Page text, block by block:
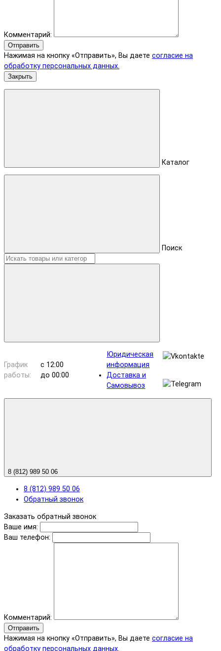
Комментарий:
Отправить
Нажимая на кнопку «Отправить», Вы даете согласие на
обработку персональных данных.
Закрыть
Каталог
Поиск
График
работы:
с 12:00
до 00:00
Юридическая
информация
Доставка и
Самовывоз
8 (812) 989 50 06
8 (812) 989 50 06
Обратный звонок
Заказать обратный звонок
Ваше имя:
Ваш телефон:
Комментарий:
Отправить
Нажимая на кнопку «Отправить», Вы даете согласие на
обработку персональных данных.